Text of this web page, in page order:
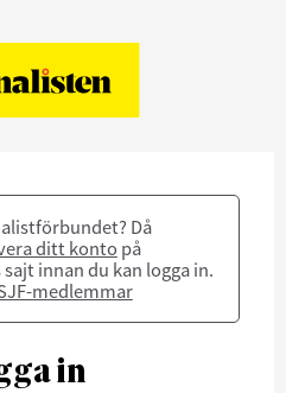
Då
ditt konto på
innan du kan logga in.
medlemmar
in